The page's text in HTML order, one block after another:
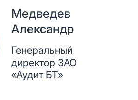
Медведев
Александр
Генеральный
директор ЗАО
«Аудит БТ»